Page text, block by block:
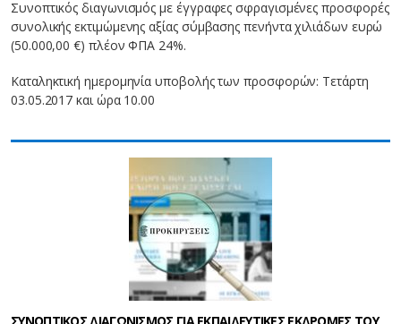
Συνοπτικός διαγωνισμός με έγγραφες σφραγισμένες προσφορές
συνολικής εκτιμώμενης αξίας σύμβασης πενήντα χιλιάδων ευρώ
(50.000,00 €) πλέον ΦΠΑ 24%.
Καταληκτική ημερομηνία υποβολής των προσφορών: Τετάρτη
03.05.2017 και ώρα 10.00